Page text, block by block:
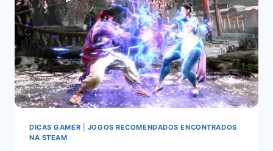
DICAS GAMER
JOGOS RECOMENDADOS ENCONTRADOS
NA STEAM